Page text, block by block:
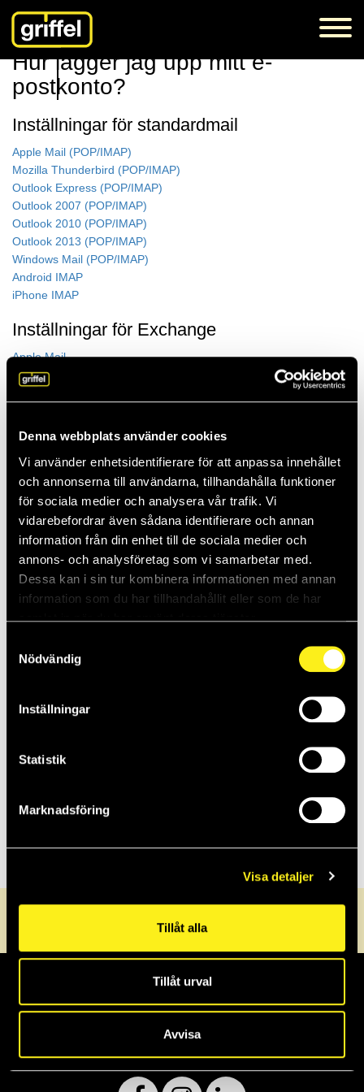
Denna webbplats använder cookies
Vi använder enhetsidentifierare för att anpassa innehållet
och annonserna till användarna, tillhandahålla funktioner
för sociala medier och analysera vår trafik. Vi
vidarebefordrar även sådana identifierare och annan
information från din enhet till de sociala medier och
annons- och analysföretag som vi samarbetar med.
Dessa kan i sin tur kombinera informationen med annan
information som du har tillhandahållit eller som de har
samlat in när du har använt deras tjänster.
Nödvändig
Inställningar
Statistik
Marknadsföring
Visa detaljer
Tillåt alla
Tillåt urval
Avvisa
Support E-post
Hur lägger jag upp mitt e-
postkonto?
Inställningar för standardmail
Apple Mail (POP/IMAP)
Mozilla Thunderbird (POP/IMAP)
Outlook Express (POP/IMAP)
Outlook 2007 (POP/IMAP)
Outlook 2010 (POP/IMAP)
Outlook 2013 (POP/IMAP)
Windows Mail (POP/IMAP)
Android IMAP
iPhone IMAP
Inställningar för Exchange
Apple Mail
Android
Outlook 2013 (IMAP-Basic Exchange)
Inställningar för Office 365
Android
iPhone
Vanliga frågor
Jag har problem att skicka e-post. Vad är fel?
Var loggar jag in för att ändra mina DNS-inställningar?
info@griffel.se